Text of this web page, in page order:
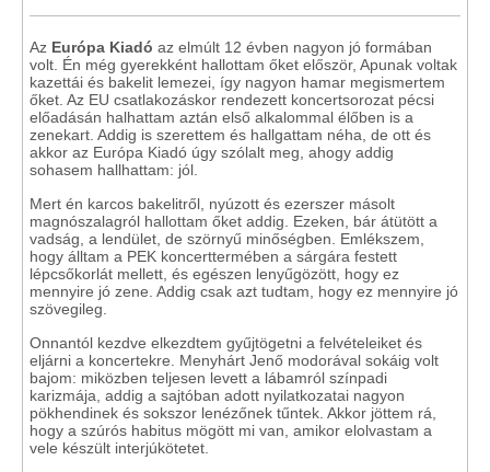
Az Európa Kiadó az elmúlt 12 évben nagyon jó formában
volt. Én még gyerekként hallottam őket először, Apunak voltak
kazettái és bakelit lemezei, így nagyon hamar megismertem
őket. Az EU csatlakozáskor rendezett koncertsorozat pécsi
előadásán halhattam aztán első alkalommal élőben is a
zenekart. Addig is szerettem és hallgattam néha, de ott és
akkor az Európa Kiadó úgy szólalt meg, ahogy addig
sohasem hallhattam: jól.
Mert én karcos bakelitről, nyúzott és ezerszer másolt
magnószalagról hallottam őket addig. Ezeken, bár átütött a
vadság, a lendület, de szörnyű minőségben. Emlékszem,
hogy álltam a PEK koncerttermében a sárgára festett
lépcsőkorlát mellett, és egészen lenyűgözött, hogy ez
mennyire jó zene. Addig csak azt tudtam, hogy ez mennyire jó
szövegileg.
Onnantól kezdve elkezdtem gyűjtögetni a felvételeiket és
eljárni a koncertekre. Menyhárt Jenő modorával sokáig volt
bajom: miközben teljesen levett a lábamról színpadi
karizmája, addig a sajtóban adott nyilatkozatai nagyon
pökhendinek és sokszor lenézőnek tűntek. Akkor jöttem rá,
hogy a szúrós habitus mögött mi van, amikor elolvastam a
vele készült interjúkötetet.